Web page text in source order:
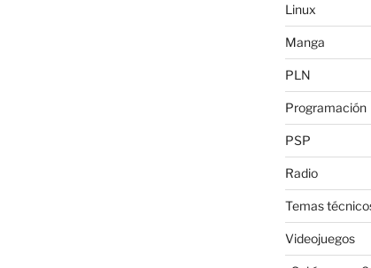
Linux
Manga
PLN
Programación
PSP
Radio
Temas
Videojuegos